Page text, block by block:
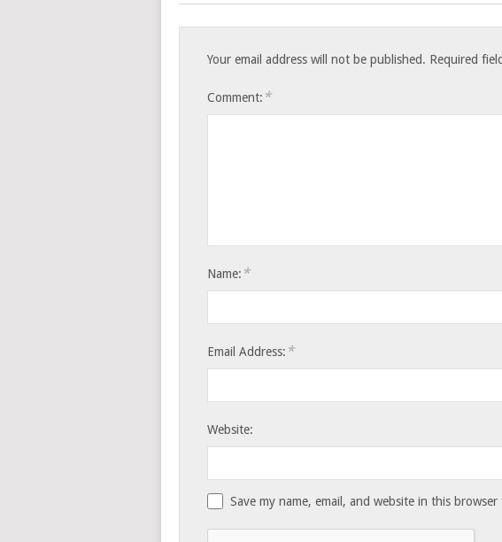
Your email address will not be published. Required
Comment: *
Name: *
Email Address: *
Website:
Save my name, email, and website in this